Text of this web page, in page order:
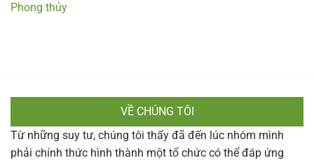
Phong thủy
VỀ CHÚNG TÔI
Từ những suy tư, chúng tôi thấy đã đến lúc nhóm mình
phải chính thức hình thành một tổ chức có thể đáp ứng